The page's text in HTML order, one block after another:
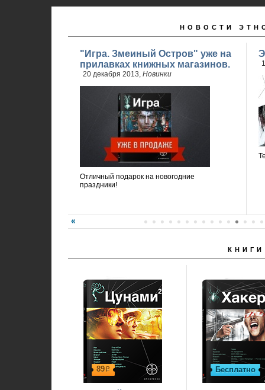
НОВОСТИ
"Игра. Змеиный Остров" уже на
прилавках книжных магазинов.
20 декабря 2013, Новинки
Отличный подарок на новогодние
праздники!
КНИГИ
89р Бесплатно